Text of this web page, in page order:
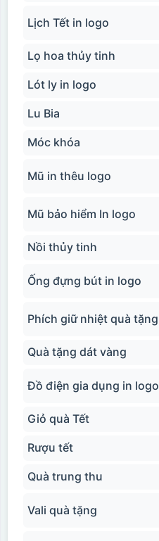
Hộp xi biểu trưng
Lịch Tết in logo
Lọ hoa thủy tinh
Lót ly in logo
Lu Bia
Móc khóa
Mũ in thêu logo
Mũ bảo hiểm In logo
Nồi thủy tinh
Ống đựng bút in logo
Phích giữ nhiệt quà tặng
Quà tặng dát vàng
Đồ điện gia dụng in logo
Giỏ quà Tết
Rượu tết
Quà trung thu
Vali quà tặng